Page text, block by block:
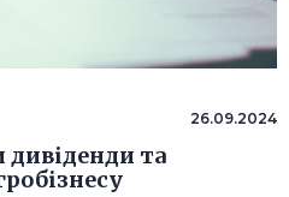
26.09.2024
дивіденди та